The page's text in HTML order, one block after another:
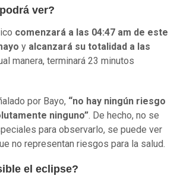
ver?
comenzará a las 04:47 am de este
y alcanzará su totalidad a las
manera, terminará 23 minutos
por Bayo, “no hay ningún riesgo
ninguno”. De hecho, no se
para observarlo, se puede ver
no representan riesgos para la salud.
el eclipse?